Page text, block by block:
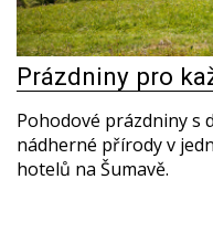
Prázdniny pro
Pohodové prázdniny s
nádherné přírody v
hotelů na Šumavě.